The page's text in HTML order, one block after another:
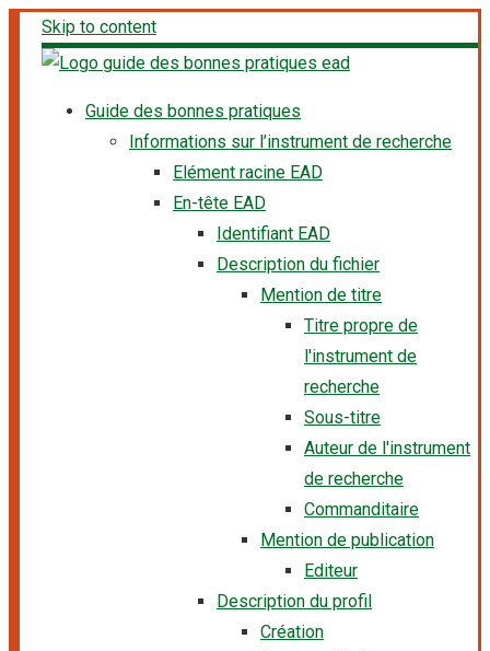
Skip to content
Guide des bonnes pratiques
Informations sur l’instrument de recherche
Elément racine EAD
En-tête EAD
Identifiant EAD
Description du fichier
Mention de titre
Titre propre de
l'instrument de
recherche
Sous-titre
Auteur de l'instrument
de recherche
Commanditaire
Mention de publication
Editeur
Description du profil
Création